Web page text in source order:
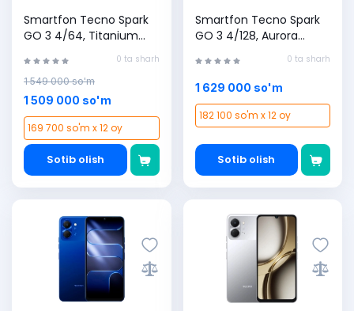
Smartfon Tecno Spark
GO 3 4/64, Titanium
0 ta sharh
1 549 000 so'm
1 509 000 so'm
169 700 so'm x 12 oy
Sotib olish
Smartfon Tecno Spark
GO 3 4/128, Aurora
0 ta sharh
1 629 000 so'm
182 100 so'm x 12 oy
Sotib olish